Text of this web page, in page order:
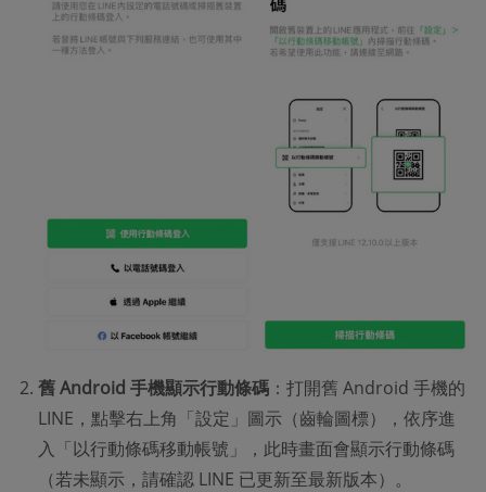
舊 Android 手機顯示行動條碼 ：打開舊 Android 手機的
LINE，點擊右上角「設定」圖示（齒輪圖標），依序進
入「以行動條碼移動帳號」，此時畫面會顯示行動條碼
（若未顯示，請確認 LINE 已更新至最新版本）。